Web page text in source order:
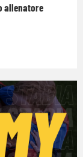
allenatore